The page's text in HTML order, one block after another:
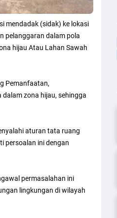
mendadak (sidak) ke lokasi
pelanggaran dalam pola
hijau Atau Lahan Sawah
Pemanfaatan,
zona hijau, sehingga
aturan tata ruang
persoalan ini dengan
permasalahan ini
lingkungan di wilayah